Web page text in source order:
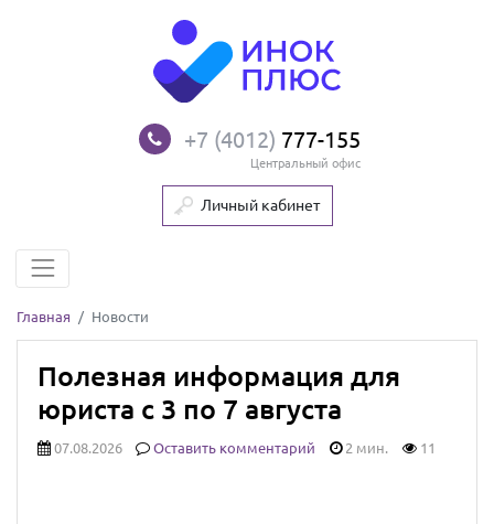
+7 (4012) 777-155
Центральный офис
Личный кабинет
Главная Новости
Полезная информация для
юриста с 3 по 7 августа
07.08.2026 Оставить комментарий 2 мин. 11